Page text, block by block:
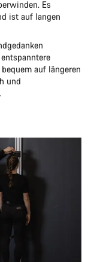
Es
ist auf langen
auf längeren
und